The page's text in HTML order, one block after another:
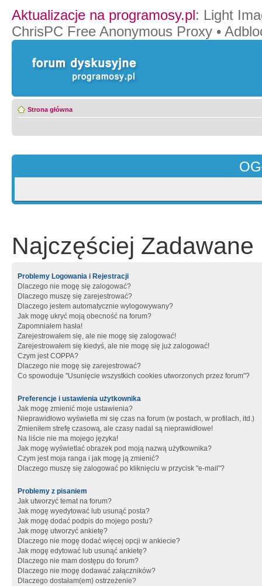
Aktualizacje na programosy.pl: Light
ChrisPC Free Anonymous Proxy •
Strona główna
Najczęściej Zadawane
Problemy Logowania i Rejestracji
Dlaczego nie mogę się zalogować?
Dlaczego muszę się zarejestrować?
Dlaczego jestem automatycznie wylogowywany?
Jak mogę ukryć moją obecność na forum?
Zapomniałem hasła!
Zarejestrowałem się, ale nie mogę się zalogować!
Zarejestrowałem się kiedyś, ale nie mogę się już zalogować!
Czym jest COPPA?
Dlaczego nie mogę się zarejestrować?
Co spowoduje "Usunięcie wszystkich cookies utworzonych przez forum"?
Preferencje i ustawienia użytkownika
Jak mogę zmienić moje ustawienia?
Nieprawidłowo wyświetla mi się czas na forum (w postach, w profilach, itd.)
Zmieniłem strefę czasową, ale czasy nadal są nieprawidłowe!
Na liście nie ma mojego języka!
Jak mogę wyświetlać obrazek pod moją nazwą użytkownika?
Czym jest moja ranga i jak mogę ją zmienić?
Dlaczego muszę się zalogować po kliknięciu w przycisk "e-mail"?
Problemy z pisaniem
Jak utworzyć temat na forum?
Jak mogę wyedytować lub usunąć posta?
Jak mogę dodać podpis do mojego postu?
Jak mogę utworzyć ankietę?
Dlaczego nie mogę dodać więcej opcji w ankiecie?
Jak mogę edytować lub usunąć ankietę?
Dlaczego nie mam dostępu do forum?
Dlaczego nie mogę dodawać załączników?
Dlaczego dostałam(em) ostrzeżenie?